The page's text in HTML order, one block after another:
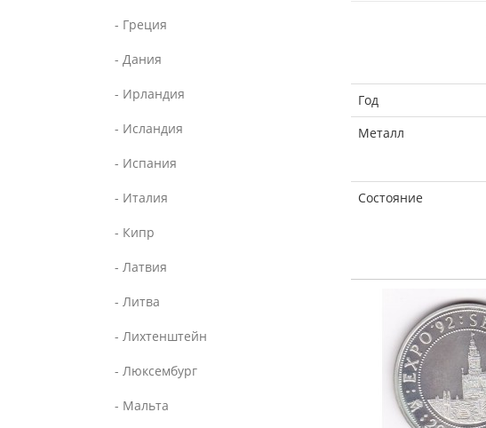
- Греция
- Дания
- Ирландия
- Исландия
- Испания
- Италия
- Кипр
- Латвия
- Литва
- Лихтенштейн
- Люксембург
- Мальта
Год
Металл
Состояние